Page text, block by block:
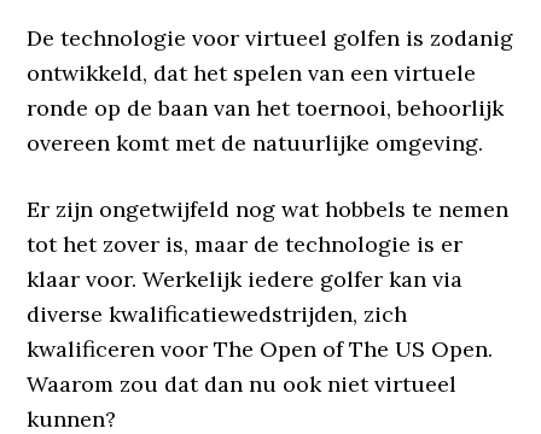
De technologie voor virtueel golfen is zodanig
ontwikkeld, dat het spelen van een virtuele
ronde op de baan van het toernooi, behoorlijk
overeen komt met de natuurlijke omgeving.
Er zijn ongetwijfeld nog wat hobbels te nemen
tot het zover is, maar de technologie is er
klaar voor. Werkelijk iedere golfer kan via
diverse kwalificatiewedstrijden, zich
kwalificeren voor The Open of The US Open.
Waarom zou dat dan nu ook niet virtueel
kunnen?